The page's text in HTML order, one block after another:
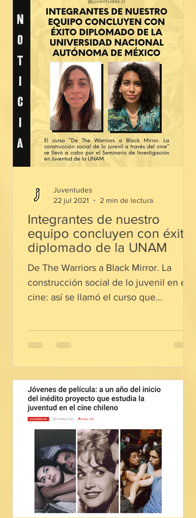
Integrantes de nuestro
equipo concluyen con éxito
diplomado de la UNAM
De The Warriors a Black Mirror. La
construcción social de lo juvenil en el
cine: así se llamó el curso que
Juventudes
22 jul 2021
2 min de lectura